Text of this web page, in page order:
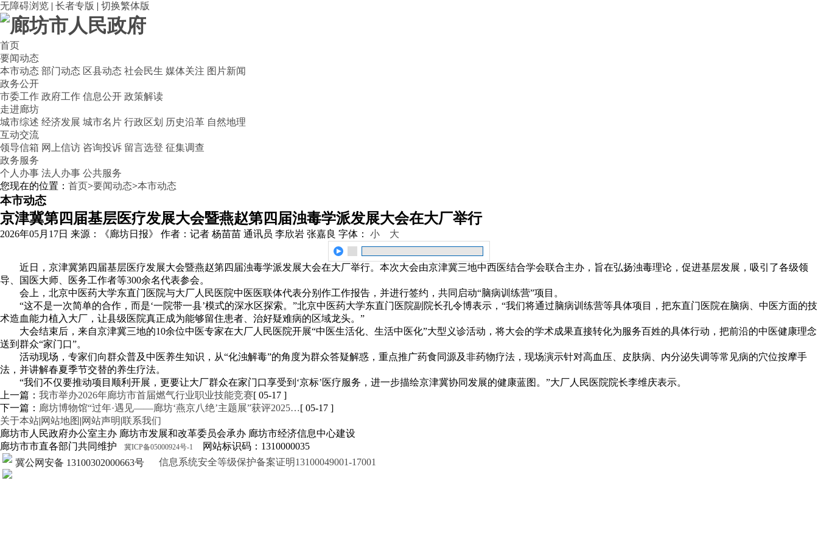
无障碍浏览 | 长者专版 | 切换繁体版
首页
要闻动态
本市动态 部门动态 区县动态 社会民生 媒体关注 图片新闻
政务公开
市委工作 政府工作 信息公开 政策解读
走进廊坊
城市综述 经济发展 城市名片 行政区划 历史沿革 自然地理
互动交流
领导信箱 网上信访 咨询投诉 留言选登 征集调查
政务服务
个人办事 法人办事 公共服务
您现在的位置： 首页>要闻动态>本市动态
本市动态
京津冀第四届基层医疗发展大会暨燕赵第四届浊毒学派发展大会在大厂举行
2026年05月17日 来源：《廊坊日报》 作者：记者 杨苗苗 通讯员 李欣岩 张嘉良 字体： 小 大
近日，京津冀第四届基层医疗发展大会暨燕赵第四届浊毒学派发展大会在大厂举行。本次大会由京津冀三地中西医结合学会联合主办，旨在弘扬浊毒理论，促进基层发展，吸引了各级领
导、国医大师、医务工作者等300余名代表参会。
会上，北京中医药大学东直门医院与大厂人民医院中医医联体代表分别作工作报告，并进行签约，共同启动“脑病训练营”项目。
“这不是一次简单的合作，而是‘一院带一县’模式的深水区探索。”北京中医药大学东直门医院副院长孔令博表示，“我们将通过脑病训练营等具体项目，把东直门医院在脑病、中医方面的技
术造血能力植入大厂，让县级医院真正成为能够留住患者、治好疑难病的区域龙头。”
大会结束后，来自京津冀三地的10余位中医专家在大厂人民医院开展“中医生活化、生活中医化”大型义诊活动，将大会的学术成果直接转化为服务百姓的具体行动，把前沿的中医健康理念
送到群众“家门口”。
活动现场，专家们向群众普及中医养生知识，从“化浊解毒”的角度为群众答疑解惑，重点推广药食同源及非药物疗法，现场演示针对高血压、皮肤病、内分泌失调等常见病的穴位按摩手
法，并讲解春夏季节交替的养生疗法。
“我们不仅要推动项目顺利开展，更要让大厂群众在家门口享受到‘京标’医疗服务，进一步描绘京津冀协同发展的健康蓝图。”大厂人民医院院长李维庆表示。
上一篇： 我市举办2026年廊坊市首届燃气行业职业技能竞赛[ 05-17 ]
下一篇： 廊坊博物馆“过年·遇见——廊坊‘燕京八绝’主题展”获评2025…[ 05-17 ]
关于本站|网站地图 |网站声明|联系我们
廊坊市人民政府办公室主办 廊坊市发展和改革委员会承办 廊坊市经济信息中心建设
廊坊市市直各部门共同维护
冀ICP备05000924号-1
网站标识码：1310000035
冀公网安备 13100302000663号
信息系统安全等级保护备案证明13100049001-17001